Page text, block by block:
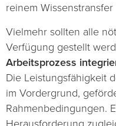
reinem
Vielmehr sollten alle
Verfügung gestellt
Arbeitsprozess
Die Leistungsfähigkeit
im Vordergrund,
Rahmenbedingungen.